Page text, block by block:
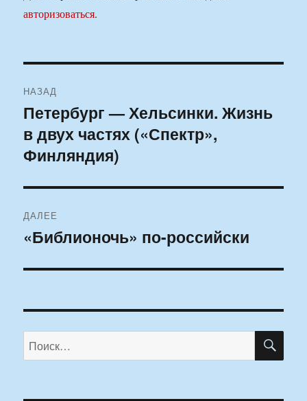
авторизоваться.
по
записям
НАЗАД
Предыдущая
запись:
Петербург — Хельсинки. Жизнь
в двух частях («Спектр»,
Финляндия)
ДАЛЕЕ
Следующая
«Библионочь» по-российски
Искать: